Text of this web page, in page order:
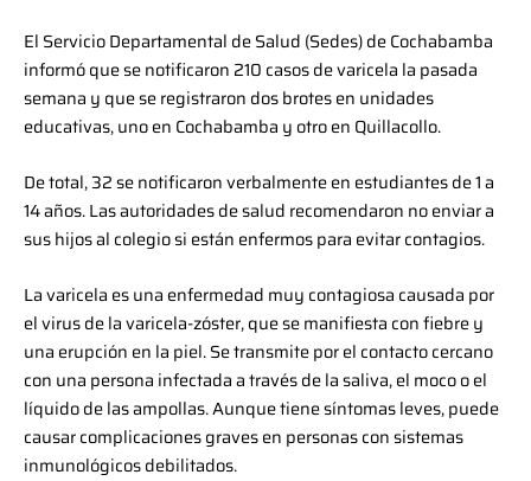
El Servicio Departamental de Salud (Sedes) de Cochabamba
informó que se notificaron 210 casos de varicela la pasada
semana y que se registraron dos brotes en unidades
educativas, uno en Cochabamba y otro en Quillacollo.
De total, 32 se notificaron verbalmente en estudiantes de 1 a
14 años. Las autoridades de salud recomendaron no enviar a
sus hijos al colegio si están enfermos para evitar contagios.
La varicela es una enfermedad muy contagiosa causada por
el virus de la varicela-zóster, que se manifiesta con fiebre y
una erupción en la piel. Se transmite por el contacto cercano
con una persona infectada a través de la saliva, el moco o el
líquido de las ampollas. Aunque tiene síntomas leves, puede
causar complicaciones graves en personas con sistemas
inmunológicos debilitados.